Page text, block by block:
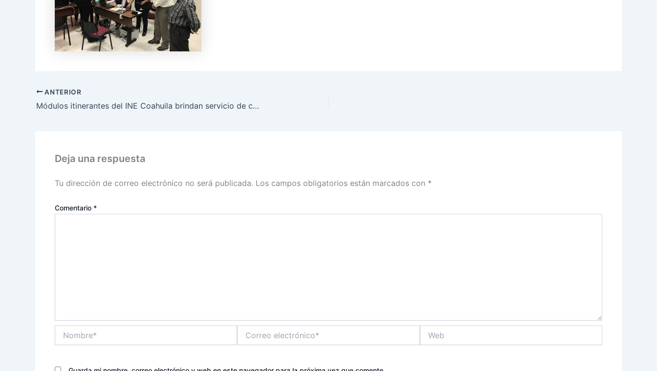
ANTERIOR
Módulos itinerantes del INE Coahuila brindan servicio de credencialización a estudiantes en planteles educativos de la entidad
Deja una respuesta
Tu dirección de correo electrónico no será publicada. Los campos obligatorios están marcados con *
Comentario *
electrónico*